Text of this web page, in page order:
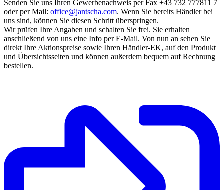
Senden Sie uns Ihren Gewerbenachweis per Fax +43 732 777811 7
oder per Mail: office@jantscha.com. Wenn Sie bereits Händler bei
uns sind, können Sie diesen Schritt überspringen.
Wir prüfen Ihre Angaben und schalten Sie frei. Sie erhalten
anschließend von uns eine Info per E-Mail. Von nun an sehen Sie
direkt Ihre Aktionspreise sowie Ihren Händler-EK, auf den Produkt
und Übersichtsseiten und können außerdem bequem auf Rechnung
bestellen.